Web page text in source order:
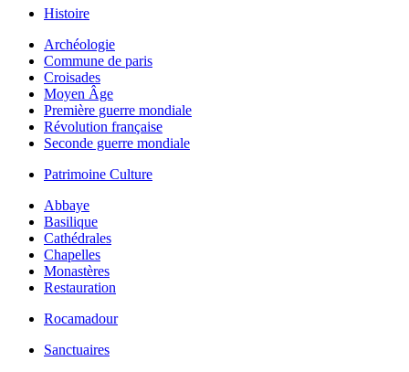
Histoire
Archéologie
Commune de paris
Croisades
Moyen Âge
Première guerre mondiale
Révolution française
Seconde guerre mondiale
Patrimoine Culture
Abbaye
Basilique
Cathédrales
Chapelles
Monastères
Restauration
Rocamadour
Sanctuaires